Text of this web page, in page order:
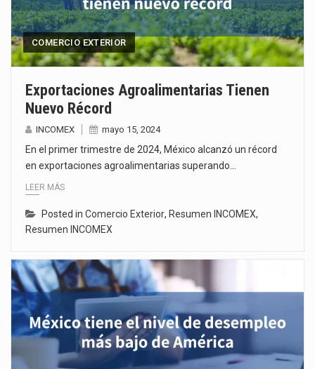
Los créditos fiscales determinados a empresas IMMEX rara vez nacen de una interpretación equivocada de…
La industria automotriz mexicana concentra más de la mitad de las quejas bajo el Mecanismo…
COMERCIO EXTERIOR
Exportaciones Agroalimentarias Tienen
Nuevo Récord
INCOMEX mayo 15, 2024
En el primer trimestre de 2024, México alcanzó un récord
en exportaciones agroalimentarias superando…
LEER MÁS
Posted in Comercio Exterior, Resumen INCOMEX,
Resumen INCOMEX